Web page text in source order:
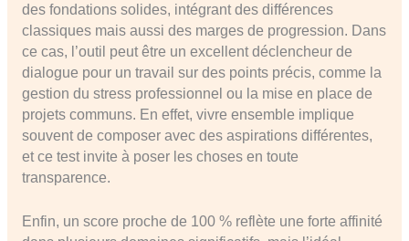
des fondations solides, intégrant des différences
classiques mais aussi des marges de progression. Dans
ce cas, l’outil peut être un excellent déclencheur de
dialogue pour un travail sur des points précis, comme la
gestion du stress professionnel ou la mise en place de
projets communs. En effet, vivre ensemble implique
souvent de composer avec des aspirations différentes,
et ce test invite à poser les choses en toute
transparence.
Enfin, un score proche de 100 % reflète une forte affinité